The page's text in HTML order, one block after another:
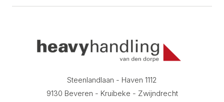
Steenlandlaan - Haven 1112
9130 Beveren - Kruibeke - Zwijndrecht